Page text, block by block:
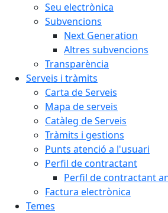
Seu electrònica
Subvencions
Next Generation
Altres subvencions
Transparència
Serveis i tràmits
Carta de Serveis
Mapa de serveis
Catàleg de Serveis
Tràmits i gestions
Punts atenció a l'usuari
Perfil de contractant
Perfil de contractant
Factura electrònica
Temes